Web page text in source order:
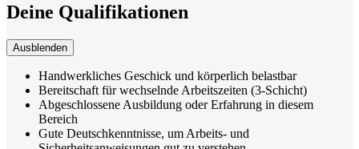
Deine Qualifikationen
Ausblenden
Handwerkliches Geschick und körperlich belastbar
Bereitschaft für wechselnde Arbeitszeiten (3-Schicht)
Abgeschlossene Ausbildung oder Erfahrung in diesem
Bereich
Gute Deutschkenntnisse, um Arbeits- und